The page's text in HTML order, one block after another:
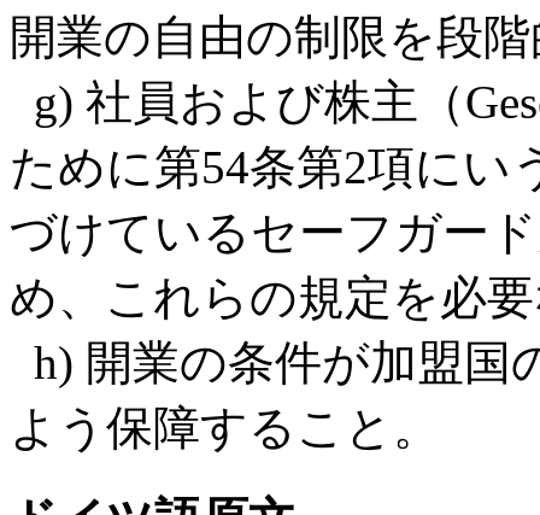
開業の自由の制限を段
g) 社員および株主（
ために第54条第2項にい
づけているセーフガー
め、これらの規定を必
h) 開業の条件が加盟国
よう保障すること。